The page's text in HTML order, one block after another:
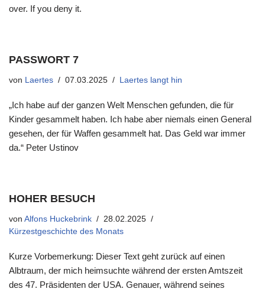
over. If you deny it.
PASSWORT 7
von Laertes 07.03.2025 Laertes langt hin
„Ich habe auf der ganzen Welt Menschen gefunden, die für
Kinder gesammelt haben. Ich habe aber niemals einen General
gesehen, der für Waffen gesammelt hat. Das Geld war immer
da.“ Peter Ustinov
HOHER BESUCH
von Alfons Huckebrink
28.02.2025
Kürzestgeschichte des Monats
Kurze Vorbemerkung: Dieser Text geht zurück auf einen
Albtraum, der mich heimsuchte während der ersten Amtszeit
des 47. Präsidenten der USA. Genauer, während seines